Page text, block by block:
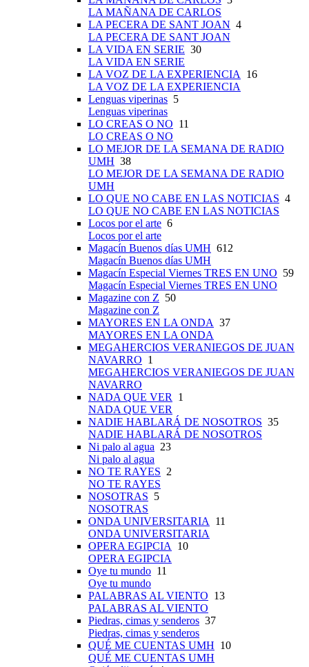
LA MAÑANA DE CARLOS
LA PECERA DE SANT JOAN 4
LA PECERA DE SANT JOAN
LA VIDA EN SERIE 30
LA VIDA EN SERIE
LA VOZ DE LA EXPERIENCIA
16
LA VOZ DE LA EXPERIENCIA
Lenguas viperinas 5
Lenguas viperinas
LO CREAS O NO 11
LO CREAS O NO
LO MEJOR DE LA SEMANA DE RADIO
UMH 38
LO MEJOR DE LA SEMANA DE RADIO
UMH
LO QUE NO CABE EN LAS NOTICIAS 4
LO QUE NO CABE EN LAS NOTICIAS
Locos por el arte 6
Locos por el arte
Magacín Buenos días UMH 612
Magacín Buenos días UMH
Magacín Especial Viernes TRES EN UNO 59
Magacín Especial Viernes TRES EN UNO
Magazine con Z 50
Magazine con Z
MAYORES EN LA ONDA 37
MAYORES EN LA ONDA
MEGAHERCIOS VERANIEGOS DE JUAN
NAVARRO 1
MEGAHERCIOS VERANIEGOS DE JUAN
NAVARRO
NADA QUE VER
1
NADA QUE VER
NADIE HABLARÁ DE NOSOTROS 35
NADIE HABLARÁ DE NOSOTROS
Ni palo al agua 23
Ni palo al agua
NO TE RAYES 2
NO TE RAYES
NOSOTRAS 5
NOSOTRAS
ONDA UNIVERSITARIA
11
ONDA UNIVERSITARIA
OPERA EGIPCIA
10
OPERA EGIPCIA
Oye tu mundo 11
Oye tu mundo
PALABRAS AL VIENTO 13
PALABRAS AL VIENTO
Piedras, cimas y senderos 37
Piedras, cimas y senderos
QUÉ ME CUENTAS UMH 10
QUÉ ME CUENTAS UMH